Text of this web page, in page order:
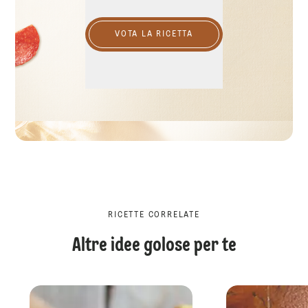
VOTA LA RICETTA
RICETTE CORRELATE
Altre idee golose per te